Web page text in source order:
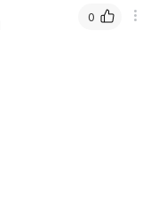
0